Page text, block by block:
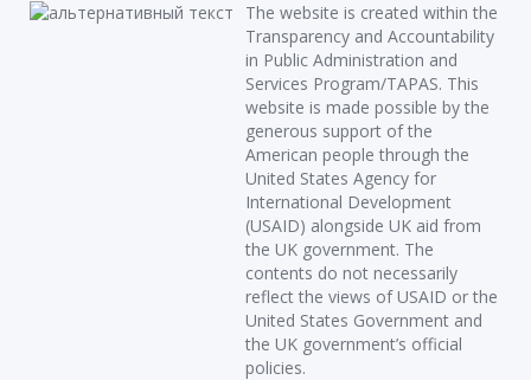
The website is created within the
Transparency and Accountability
in Public Administration and
Services Program/TAPAS. This
website is made possible by the
generous support of the
American people through the
United States Agency for
International Development
(USAID) alongside UK aid from
the UK government. The
contents do not necessarily
reflect the views of USAID or the
United States Government and
the UK government’s official
policies.